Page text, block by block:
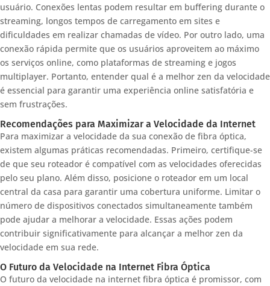
usuário. Conexões lentas podem resultar em buffering durante o
streaming, longos tempos de carregamento em sites e
dificuldades em realizar chamadas de vídeo. Por outro lado, uma
conexão rápida permite que os usuários aproveitem ao máximo
os serviços online, como plataformas de streaming e jogos
multiplayer. Portanto, entender qual é a melhor zen da velocidade
é essencial para garantir uma experiência online satisfatória e
sem frustrações.
Recomendações para Maximizar a Velocidade da Internet
Para maximizar a velocidade da sua conexão de fibra óptica,
existem algumas práticas recomendadas. Primeiro, certifique-se
de que seu roteador é compatível com as velocidades oferecidas
pelo seu plano. Além disso, posicione o roteador em um local
central da casa para garantir uma cobertura uniforme. Limitar o
número de dispositivos conectados simultaneamente também
pode ajudar a melhorar a velocidade. Essas ações podem
contribuir significativamente para alcançar a melhor zen da
velocidade em sua rede.
O Futuro da Velocidade na Internet Fibra Óptica
O futuro da velocidade na internet fibra óptica é promissor, com